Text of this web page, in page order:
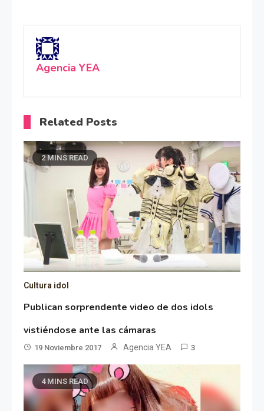
Agencia YEA
Related Posts
2 MINS READ
Cultura idol
Publican sorprendente video de dos idols
vistiéndose ante las cámaras
19 Noviembre 2017 Agencia YEA 3
4 MINS READ